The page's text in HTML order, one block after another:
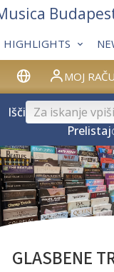
MOJ
HIGHLIGHTS
Išči
Prelistaj
GLASBENE